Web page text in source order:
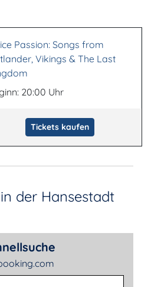
Passion: Songs from
Vikings & The Last
20:00 Uhr
Tickets kaufen
der Hansestadt